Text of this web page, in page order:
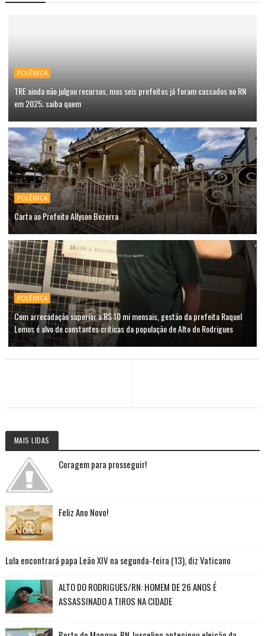
POLÊMICA
TRE ainda não julgou recursos, mas seis prefeitos já foram cassados no RN
em 2025; saiba quem
POLÊMICA
Carta ao Prefeito Allyson Bezerra
POLÊMICA
Com arrecadação superior a R$ 10 mi mensais, gestão da prefeita Raquel
Lemos é alvo de constantes críticas da população de Alto do Rodrigues
MAIS LIDAS
Coragem para prosseguir!
Feliz Ano Novo!
Lula encontrará papa Leão XIV na segunda-feira (13), diz Vaticano
ALTO DO RODRIGUES/RN: HOMEM DE 26 ANOS É
ASSASSINADO A TIROS NA CIDADE